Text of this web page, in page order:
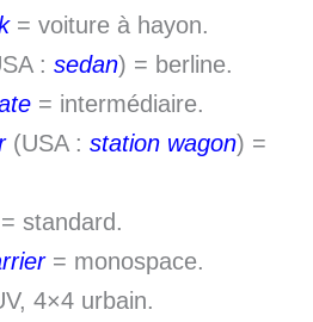
= voiture à hayon.
: sedan) = berline.
= intermédiaire.
(USA : station wagon) =
standard.
= monospace.
4×4 urbain.